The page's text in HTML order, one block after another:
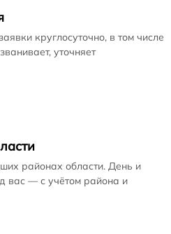
круглосуточно, в том числе
уточняет
районах области. День и
вас — с учётом района и